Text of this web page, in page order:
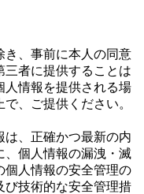
き、事前に本人の同意
三者に提供することは
人情報を提供される場
、ご提供ください。
は、正確かつ最新の内
、個人情報の漏洩・滅
個人情報の安全管理の
び技術的な安全管理措